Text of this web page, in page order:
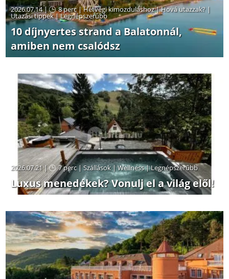
2026.07.14 | 8 perc|Hétvégi kimozduláshoz|Hová utazzak? |
Utazási tippek|Legnépszerűbb
10 díjnyertes strand a Balatonnál,
amiben nem csalódsz
2026.07.21 | 7 perc|Szállások|Wellness|Legnépszerűbb
Luxus menedékek? Vonulj el a világ elől!